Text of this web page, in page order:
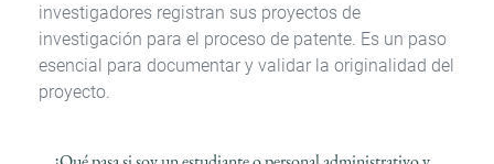
investigadores registran sus proyectos de
investigación para el proceso de patente. Es un paso
esencial para documentar y validar la originalidad del
proyecto.